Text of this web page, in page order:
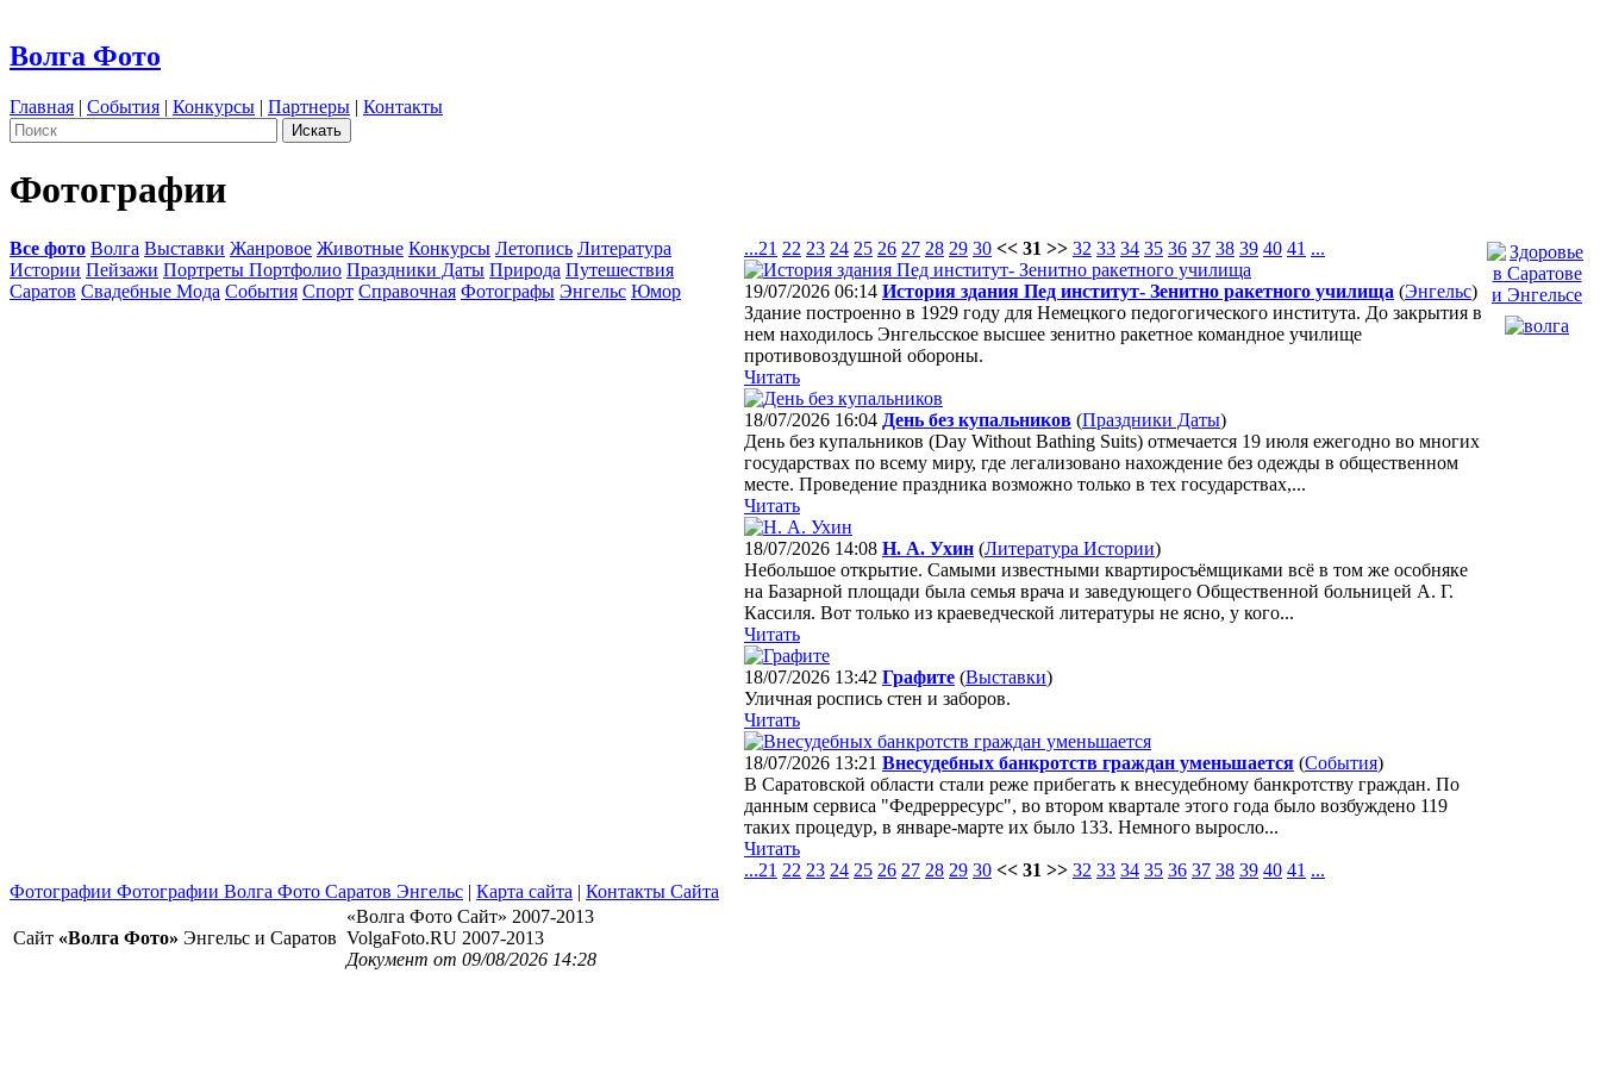
Волга Фото
Главная | События | Конкурсы | Партнеры | Контакты
Фотографии
Все фото Волга Выставки Жанровое Животные Конкурсы Летопись Литература
Истории Пейзажи Портреты Портфолио Праздники Даты Природа Путешествия
Саратов Свадебные Мода События Спорт Справочная Фотографы Энгельс Юмор
...21 22 23 24 25 26 27 28 29 30 << 31 >> 32 33 34 35 36 37 38 39 40 41 ...
19/07/2026 06:14 История здания Пед институт- Зенитно ракетного училища (Энгельс)
Здание построенно в 1929 году для Немецкого педогогического института. До закрытия в
нем находилось Энгельсское высшее зенитно ракетное командное училище
противовоздушной обороны.
Читать
18/07/2026 16:04 День без купальников (Праздники Даты)
День без купальников (Day Without Bathing Suits) отмечается 19 июля ежегодно во многих
государствах по всему миру, где легализовано нахождение без одежды в общественном
месте. Проведение праздника возможно только в тех государствах,...
Читать
18/07/2026 14:08 Н. А. Ухин (Литература Истории)
Небольшое открытие. Самыми известными квартиросъёмщиками всё в том же особняке
на Базарной площади была семья врача и заведующего Общественной больницей А. Г.
Кассиля. Вот только из краеведческой литературы не ясно, у кого...
Читать
18/07/2026 13:42 Графите (Выставки)
Уличная роспись стен и заборов.
Читать
18/07/2026 13:21 Внесудебных банкротств граждан уменьшается (События)
В Саратовской области стали реже прибегать к внесудебному банкротству граждан. По
данным сервиса "Федрерресурс", во втором квартале этого года было возбуждено 119
таких процедур, в январе-марте их было 133. Немного выросло...
Читать
...21 22 23 24 25 26 27 28 29 30 << 31 >> 32 33 34 35 36 37 38 39 40 41 ...
Фотографии Фотографии Волга Фото Саратов Энгельс | Карта сайта | Контакты Сайта
Сайт «Волга Фото» Энгельс и Саратов
«Волга Фото Сайт» 2007-2013
VolgaFoto.RU 2007-2013
Документ от 09/08/2026 14:28